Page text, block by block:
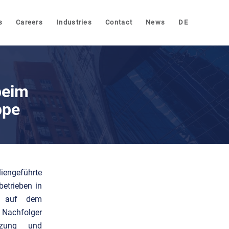
Careers Industries Contact News DE
in
auf dem
und